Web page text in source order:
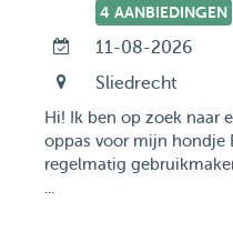
4 AANBIEDINGEN
11-08-2026
Sliedrecht
Hi! Ik ben op zoek naar
oppas voor mijn hondje
regelmatig
...